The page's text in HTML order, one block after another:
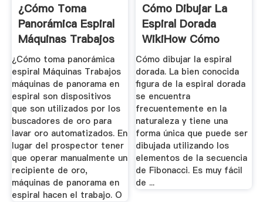
¿Cómo Toma
Panorámica Espiral
Máquinas Trabajos
...
¿Cómo toma panorámica
espiral Máquinas Trabajos
máquinas de panorama en
espiral son dispositivos
que son utilizados por los
buscadores de oro para
lavar oro automatizados. En
lugar del prospector tener
que operar manualmente un
recipiente de oro,
máquinas de panorama en
espiral hacen el trabajo. O
Cómo Dibujar La
Espiral Dorada
WikiHow Cómo
Hacer De ...
Cómo dibujar la espiral
dorada. La bien conocida
figura de la espiral dorada
se encuentra
frecuentemente en la
naturaleza y tiene una
forma única que puede ser
dibujada utilizando los
elementos de la secuencia
de Fibonacci. Es muy fácil
de ...